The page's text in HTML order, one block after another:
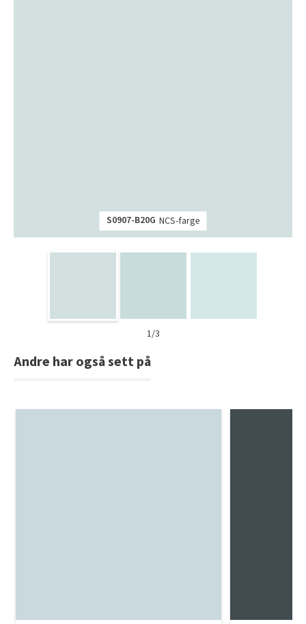
S0907-B20G NCS-farge
1/3
Andre har også sett på